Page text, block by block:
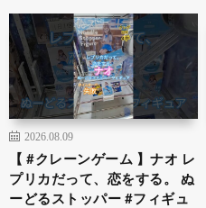
2026.08.09
【 #クレーンゲーム 】ナオ レ
プリカだって、恋をする。 ぬ
ーどるストッパー #フィギュ